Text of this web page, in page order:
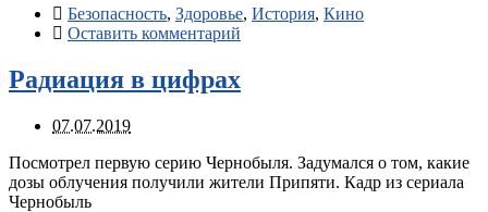
Безопасность, Здоровье, История, Кино
Оставить комментарий
Радиация в цифрах
07.07.2019
Посмотрел первую серию Чернобыля. Задумался о том, какие
дозы облучения получили жители Припяти. Кадр из сериала
Чернобыль